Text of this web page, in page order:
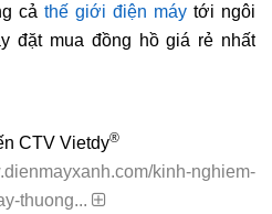
cả thế giới điện máy tới ngôi
đặt mua đồng hồ giá rẻ nhất
CTV Vietdy®
kinh-nghiem-
thuong...